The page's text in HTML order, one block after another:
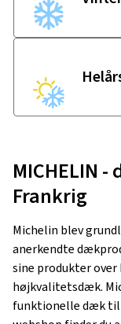
MICHELIN
Frankrig
Michelin blev
anerkendte
sine produkter
højkvalitetsdæk.
funktionelle dæk til